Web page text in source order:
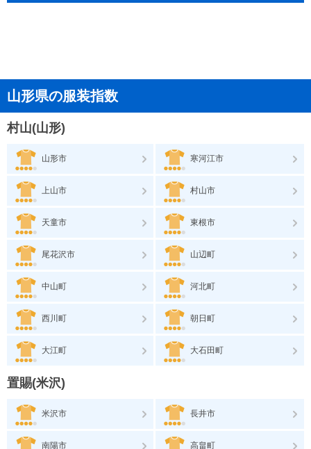
山形県の服装指数
村山(山形)
山形市 寒河江市
上山市 村山市
天童市 東根市
尾花沢市 山辺町
中山町 河北町
西川町 朝日町
大江町 大石田町
置賜(米沢)
米沢市 長井市
南陽市 高畠町